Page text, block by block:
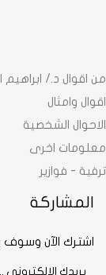
من اقوال د./
اقوال وامثال
الاحوال الشخصية
معلومات اخرى
ترفية - فوازير
المشاركة
اشترك الآن